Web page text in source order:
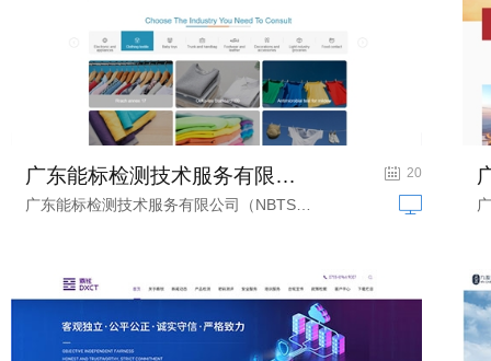
消费品检测网站建设 广东能标检测技术服务有限公司-英文版... 20